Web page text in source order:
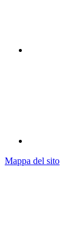
Mappa del sito